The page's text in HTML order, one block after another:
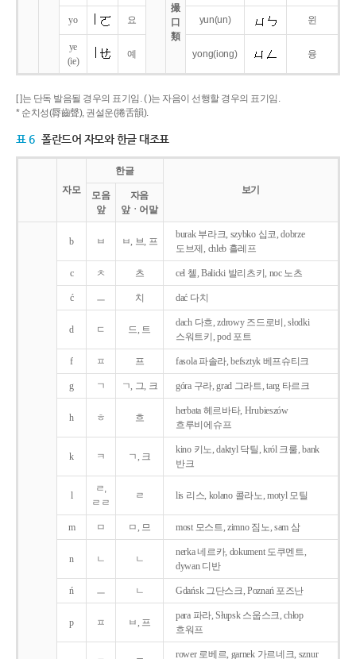
撮
口
類
yo 요 yun(un) 윈
ye
(ie)
예 yong(iong) 융
[ ]는 단독 발음될 경우의 표기임. ( )는 자음이 선행할 경우의 표기임.
* 순치성(脣齒聲), 권설운(捲舌韻).
표 6 폴란드어 자모와 한글 대조표
자모
한글
보기
모음
앞
자음
앞ㆍ어말
b ㅂ ㅂ, 브, 프
burak 부라크, szybko 십코, dobrze
도브제, chleb 흘레프
c ㅊ 츠 cel 첼, Balicki 발리츠키, noc 노츠
ć ㅡ 치 dać 다치
d ㄷ 드, 트
dach 다흐, zdrowy 즈드로비, słodki
스워트키, pod 포트
f ㅍ 프 fasola 파솔라, befsztyk 베프슈티크
g ㄱ ㄱ, 그, 크 góra 구라, grad 그라트, targ 타르크
h ㅎ 흐
herbata 헤르바타, Hrubieszów
흐루비에슈프
k ㅋ ㄱ, 크
kino 키노, daktyl 닥틸, król 크룰, bank
반크
l
ㄹ,
ㄹㄹ
ㄹ lis 리스, kolano 콜라노, motyl 모틸
m ㅁ ㅁ, 므 most 모스트, zimno 짐노, sam 삼
n ㄴ ㄴ
nerka 네르카, dokument 도쿠멘트,
dywan 디반
ń ㅡ ㄴ Gdańsk 그단스크, Poznań 포즈난
p ㅍ ㅂ, 프
para 파라, Słupsk 스웁스크, chłop
흐워프
rower 로베르, garnek 가르네크, sznur